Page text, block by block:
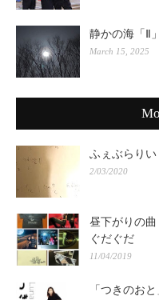
静かの海「Ⅱ
March 15, 2025
ふぇぶらりい
2/03/2020
昼下がりの
ぐだぐだ
11/04/2019
「つきのお